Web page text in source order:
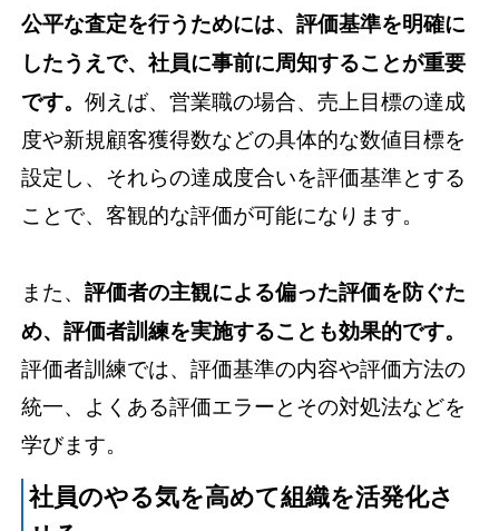
公平な査定を行うためには、評価基準を明確に
したうえで、社員に事前に周知することが重要
です。例えば、営業職の場合、売上目標の達成
度や新規顧客獲得数などの具体的な数値目標を
設定し、それらの達成度合いを評価基準とする
ことで、客観的な評価が可能になります。
また、評価者の主観による偏った評価を防ぐた
め、評価者訓練を実施することも効果的です。
評価者訓練では、評価基準の内容や評価方法の
統一、よくある評価エラーとその対処法などを
学びます。
社員のやる気を高めて組織を活発化さ